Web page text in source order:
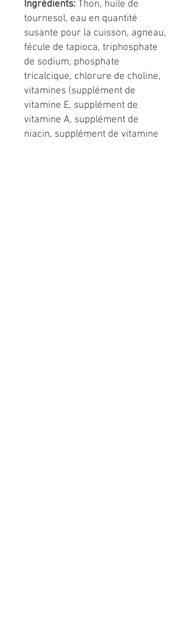
Ingrédients: Thon, huile de
tournesol, eau en quantité
susante pour la cuisson, agneau,
fécule de tapioca, triphosphate
de sodium, phosphate
tricalcique, chlorure de choline,
vitamines (supplément de
vitamine E, supplément de
vitamine A, supplément de
niacin, supplément de vitamine